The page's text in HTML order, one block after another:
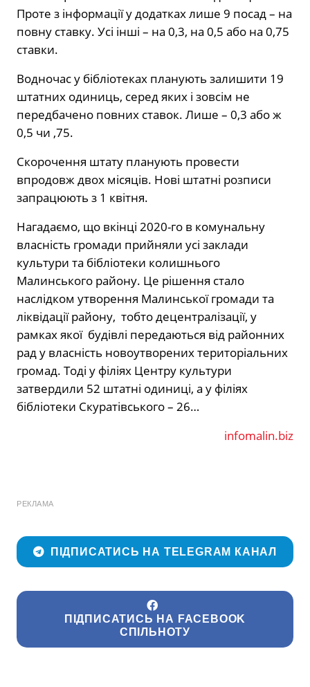
Проте з інформації у додатках лише 9 посад – на
повну ставку. Усі інші – на 0,3, на 0,5 або на 0,75
ставки.
Водночас у бібліотеках планують залишити 19
штатних одиниць, серед яких і зовсім не
передбачено повних ставок. Лише – 0,3 або ж
0,5 чи ,75.
Скорочення штату планують провести
впродовж двох місяців. Нові штатні розписи
запрацюють з 1 квітня.
Нагадаємо, що вкінці 2020-го в комунальну
власність громади прийняли усі заклади
культури та бібліотеки колишнього
Малинського району. Це рішення стало
наслідком утворення Малинської громади та
ліквідації району, тобто децентралізації, у
рамках якої будівлі передаються від районних
рад у власність новоутворених територіальних
громад. Тоді у філіях Центру культури
затвердили 52 штатні одиниці, а у філіях
бібліотеки Скуратівського – 26…
infomalin.biz
РЕКЛАМА
ПІДПИСАТИСЬ НА TELEGRAM КАНАЛ
ПІДПИСАТИСЬ НА FACEBOOK
СПІЛЬНОТУ